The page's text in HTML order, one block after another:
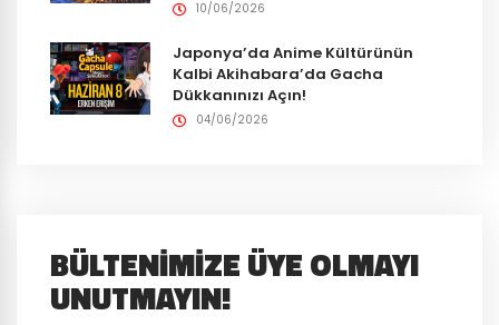
10/06/2026
Japonya’da Anime Kültürünün
Kalbi Akihabara’da Gacha
Dükkanınızı Açın!
04/06/2026
BÜLTENIMIZE ÜYE OLMAYI
UNUTMAYIN!